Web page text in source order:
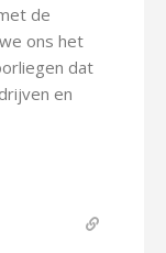
de
ons het
dat
en